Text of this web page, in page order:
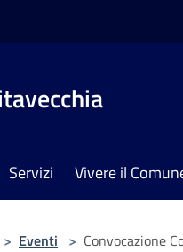
Servizi Vivere il
> Eventi > Convocazione